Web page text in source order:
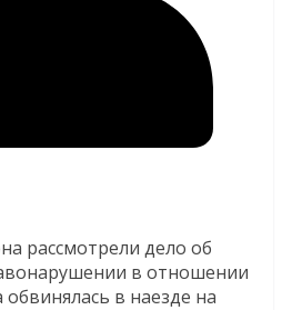
рассмотрели дело об
в отношении
в наезде на